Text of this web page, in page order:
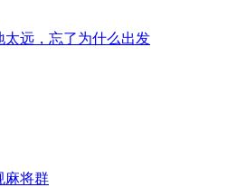
太远，忘了为什么出发
麻将群